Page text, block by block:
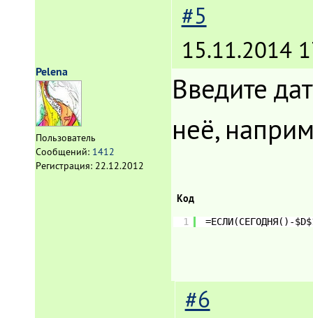
Pelena
Пользователь
Сообщений: 1412
Регистрация: 22.12.2012
#5
15.11.2014
Введите
неё,
Код
1 =ЕСЛИ(СЕГОДНЯ()-
#6